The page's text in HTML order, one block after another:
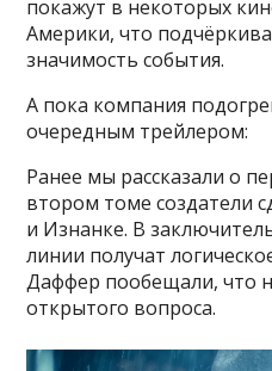
покажут в некоторых
Америки, что
значимость события.
А пока компания
очередным трейлером:
Ранее мы рассказали о
втором томе создатели
и Изнанке. В
линии получат
Даффер пообещали, что
открытого вопроса.